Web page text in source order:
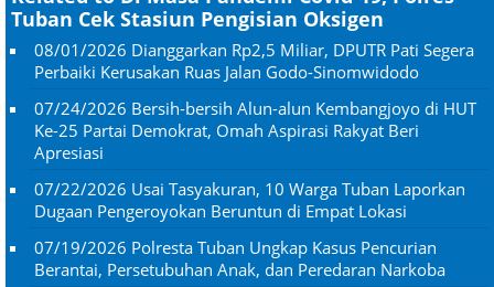
Tuban Cek Stasiun Pengisian Oksigen
08/01/2026 Dianggarkan Rp2,5 Miliar, DPUTR Pati Segera
Perbaiki Kerusakan Ruas Jalan Godo-Sinomwidodo
07/24/2026 Bersih-bersih Alun-alun Kembangjoyo di HUT
Ke-25 Partai Demokrat, Omah Aspirasi Rakyat Beri
Apresiasi
07/22/2026 Usai Tasyakuran, 10 Warga Tuban Laporkan
Dugaan Pengeroyokan Beruntun di Empat Lokasi
07/19/2026 Polresta Tuban Ungkap Kasus Pencurian
Berantai, Persetubuhan Anak, dan Peredaran Narkoba